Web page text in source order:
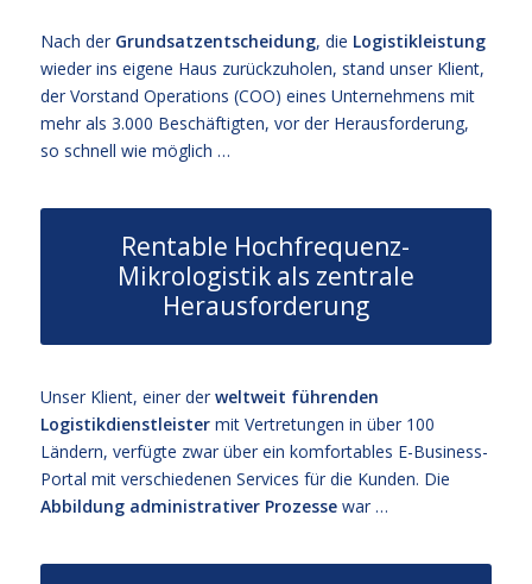
Nach der Grundsatzentscheidung, die Logistikleistung
wieder ins eigene Haus zurückzuholen, stand unser Klient,
der Vorstand Operations (COO) eines Unternehmens mit
mehr als 3.000 Beschäftigten, vor der Herausforderung,
so schnell wie möglich …
Rentable Hochfrequenz-
Mikrologistik als zentrale
Herausforderung
Unser Klient, einer der weltweit führenden
Logistikdienstleistermit Vertretungen in über 100
Ländern, verfügte zwar über ein komfortables E-Business-
Portal mit verschiedenen Services für die Kunden. Die
Abbildung administrativer Prozessewar …